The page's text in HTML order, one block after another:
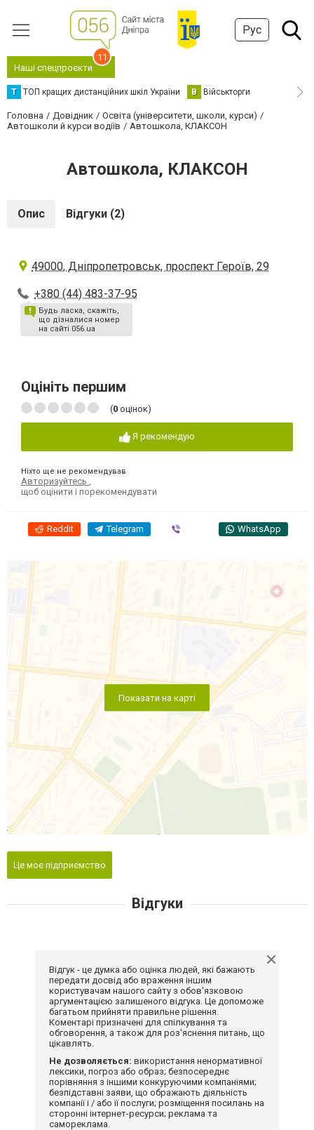
Рус
Наші спецпроєкти
11
Т ТОП кращих дистанційних шкіл України В Військторги
Головна Довідник
Освіта (університети, школи, курси)
Автошколи й курси водіїв
Автошкола, КЛАКСОН
Автошкола, КЛАКСОН
Опис Відгуки (2)
49000, Дніпропетровськ, проспект Героїв, 29
+380 (44) 483-37-95
Будь ласка, скажіть,
що дізналися номер
на сайті 056.ua
Оцініть першим
(0 оцінок)
Я рекомендую
Ніхто ще не рекомендував
Авторизуйтесь
щоб оцінити і порекомендувати
Reddit Telegram WhatsApp
Показати на карті
Це моє підприємство
Відгуки
Відгук - це думка або оцінка людей, які бажають
передати досвід або враження іншим
користувачам нашого сайту з обов'язковою
аргументацією залишеного відгука. Це допоможе
багатьом прийняти правильне рішення.
Коментарі призначені для спілкування та
обговорення, а також для роз'яснення питань, що
цікавлять.
Не дозволяється: використання ненормативної
лексики, погроз або образ; безпосереднє
порівняння з іншими конкуруючими компаніями;
безпідставні заяви, що ображають діяльність
компанії і / або її послуги; розміщення посилань на
сторонні інтернет-ресурси; реклама та
самореклама.